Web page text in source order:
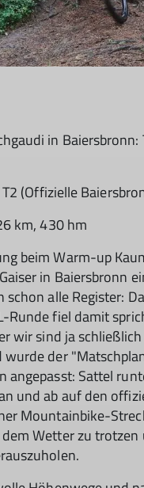
in Baiersbronn:
(Offizielle
km, 430 hm
beim Warm-up
in Baiersbronn
schon alle Register:
Runde fiel damit
wir sind ja
wurde der
angepasst: Sattel
und ab auf den
Mountainbike-
Wetter zu trotzen